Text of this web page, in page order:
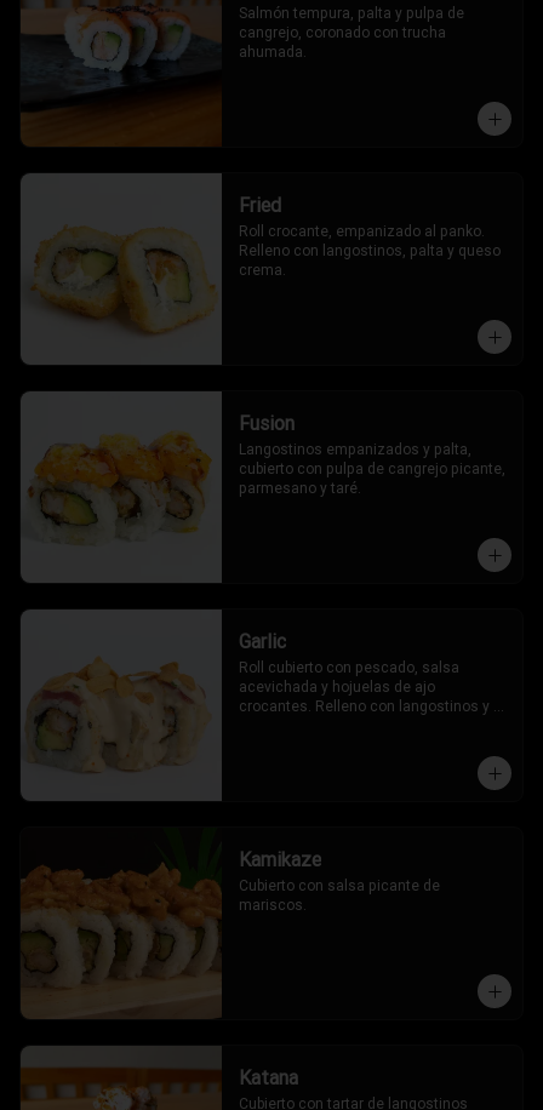
Salmón tempura, palta y pulpa de
cangrejo, coronado con trucha
ahumada.
Fried
Roll crocante, empanizado al panko.
Relleno con langostinos, palta y queso
crema.
Fusion
Langostinos empanizados y palta,
cubierto con pulpa de cangrejo picante,
parmesano y taré.
Garlic
Roll cubierto con pescado, salsa
acevichada y hojuelas de ajo
crocantes. Relleno con langostinos y
Kamikaze
Cubierto con salsa picante de
mariscos.
Katana
Cubierto con tartar de langostinos